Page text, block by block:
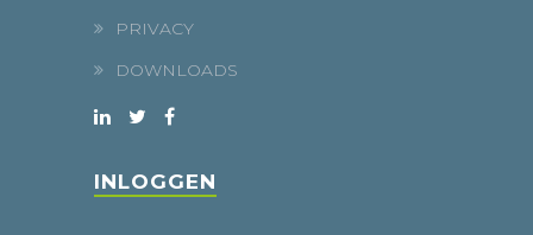
PRIVACY
DOWNLOADS
INLOGGEN